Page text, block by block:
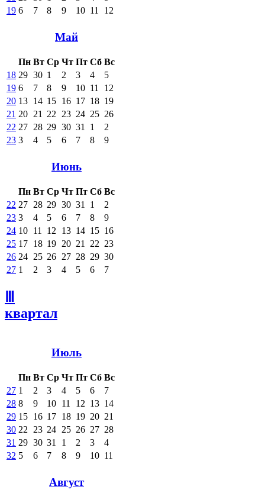
19 6 7 8 9 10 11 12
Май
Пн Вт Ср Чт Пт Сб Вс
18 29 30 1 2 3 4
5
19 6 7 8 9 10 11
12
20 13 14 15 16 17 18 19
21 20 21 22 23 24 25 26
22 27 28 29 30 31 1
2
23 3 4 5 6 7 8 9
Июнь
Пн Вт Ср Чт Пт Сб Вс
22 27 28 29 30 31 1
2
23 3 4 5 6 7 8
9
24 10 11 12 13 14 15 16
25 17 18 19 20 21 22 23
26 24 25 26 27 28 29 30
27 1 2 3 4 5 6 7
квартал
Июль
Пн Вт Ср Чт Пт Сб Вс
27 1 2 3 4 5 6
7
28 8 9 10 11 12 13 14
29 15 16 17 18 19 20 21
30 22 23 24 25 26 27 28
31 29 30 31 1 2 3
4
32 5 6 7 8 9 10 11
Август